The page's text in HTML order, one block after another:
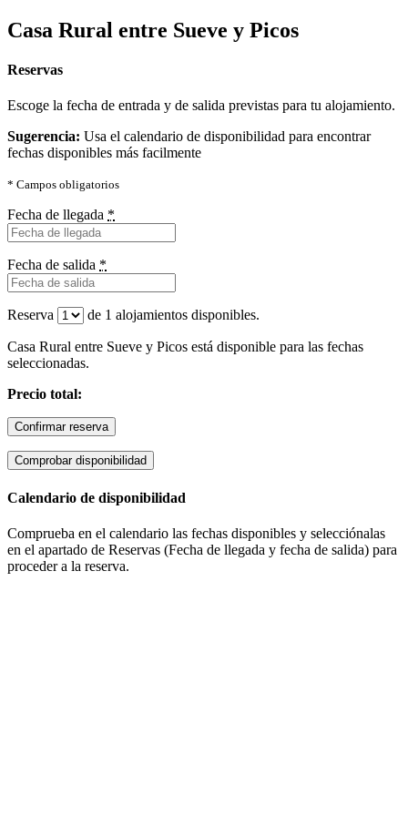
Casa Rural entre Sueve y Picos
Reservas
Escoge la fecha de entrada y de salida previstas para tu alojamiento.
Sugerencia: Usa el calendario de disponibilidad para encontrar
fechas disponibles más facilmente
* Campos obligatorios
Fecha de llegada *
Fecha de salida *
Reserva de 1 alojamientos disponibles.
Casa Rural entre Sueve y Picos está disponible para las fechas
seleccionadas.
Precio total:
Calendario de disponibilidad
Comprueba en el calendario las fechas disponibles y selecciónalas
en el apartado de Reservas (Fecha de llegada y fecha de salida) para
proceder a la reserva.